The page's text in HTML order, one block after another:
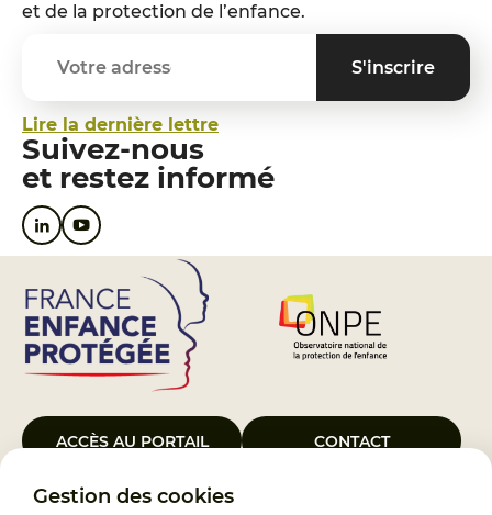
Gestion des cookies
et de la protection de l’enfance.
Lire la dernière lettre
Suivez-nous
et restez informé
ACCÈS AU PORTAIL CONTACT
Le Groupement d’Intérêt Public France Enfance Protégée, créé le 5